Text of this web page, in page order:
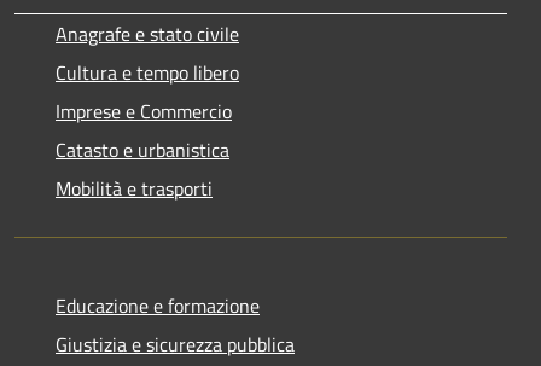
Anagrafe e stato civile
Cultura e tempo libero
Imprese e Commercio
Catasto e urbanistica
Mobilità e trasporti
Educazione e formazione
Giustizia e sicurezza pubblica